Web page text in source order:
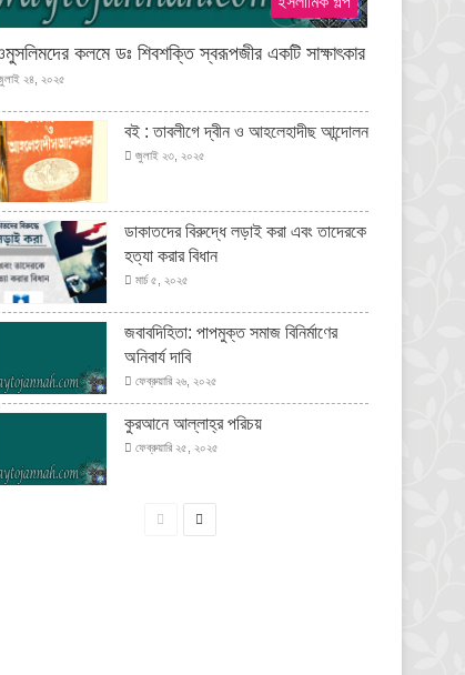
কলমে ডঃ শিবশক্তি স্বরূপজীর একটি সাক্ষাৎকার
২৪, ২০২৫
বই : তাবলীগে দ্বীন ও আহলেহাদীছ আন্দোলন
জুলাই ২৩, ২০২৫
ডাকাতদের বিরুদ্ধে লড়াই করা এবং তাদেরকে
হত্যা করার বিধান
মার্চ ৫, ২০২৫
জবাবদিহিতা: পাপমুক্ত সমাজ বিনির্মাণের
অনিবার্য দাবি
ফেব্রুয়ারি ২৬, ২০২৫
কুরআনে আল্লাহ্‌র পরিচয়
ফেব্রুয়ারি ২৫, ২০২৫